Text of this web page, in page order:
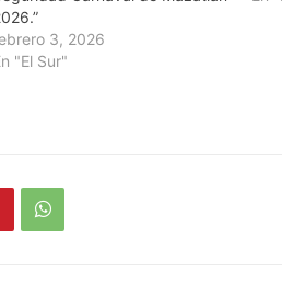
3, 2026
"El Sur"